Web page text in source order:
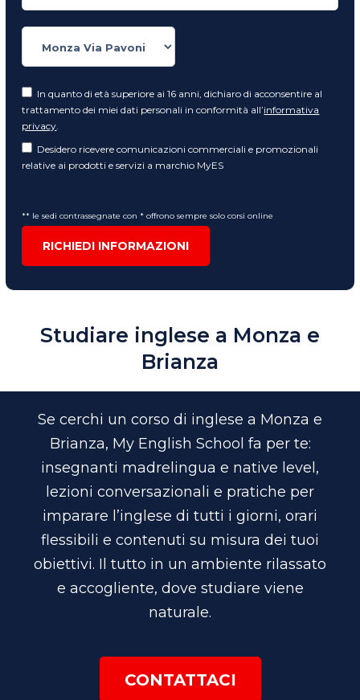
In quanto di età superiore ai 16 anni, dichiaro di acconsentire al
trattamento dei miei dati personali in conformità all’informativa
privacy.
Desidero ricevere comunicazioni commerciali e promozionali
relative ai prodotti e servizi a marchio MyES
** le sedi contrassegnate con * offrono sempre solo corsi online
RICHIEDI INFORMAZIONI
Studiare inglese a Monza e
Brianza
Se cerchi un corso di inglese a Monza e
Brianza, My English School fa per te:
insegnanti madrelingua e native level,
lezioni conversazionali e pratiche per
imparare l’inglese di tutti i giorni, orari
flessibili e contenuti su misura dei tuoi
obiettivi. Il tutto in un ambiente rilassato
e accogliente, dove studiare viene
naturale.
CONTATTACI